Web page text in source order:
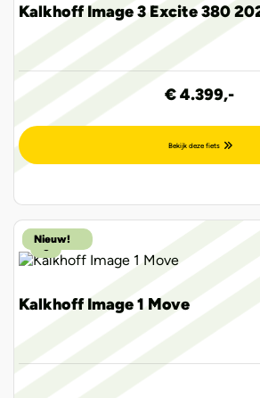
Kalkhoff Image 3 Excite 380
€ 4.399,-
Bekijk deze fiets
Kalkhoff Image 1 Move
€
2.399,00
Nieuw!